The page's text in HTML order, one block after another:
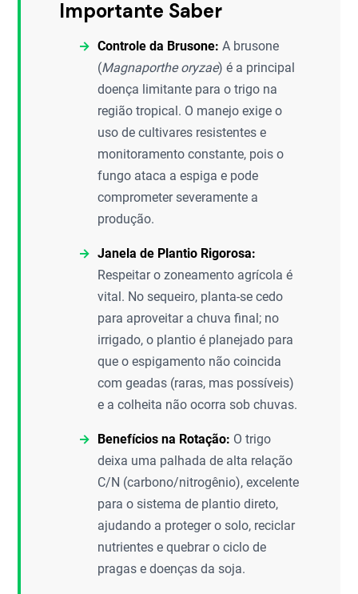
Importante Saber
Controle da Brusone: A brusone
(Magnaporthe oryzae) é a principal
doença limitante para o trigo na
região tropical. O manejo exige o
uso de cultivares resistentes e
monitoramento constante, pois o
fungo ataca a espiga e pode
comprometer severamente a
produção.
Janela de Plantio Rigorosa:
Respeitar o zoneamento agrícola é
vital. No sequeiro, planta-se cedo
para aproveitar a chuva final; no
irrigado, o plantio é planejado para
que o espigamento não coincida
com geadas (raras, mas possíveis)
e a colheita não ocorra sob chuvas.
Benefícios na Rotação: O trigo
deixa uma palhada de alta relação
C/N (carbono/nitrogênio), excelente
para o sistema de plantio direto,
ajudando a proteger o solo, reciclar
nutrientes e quebrar o ciclo de
pragas e doenças da soja.